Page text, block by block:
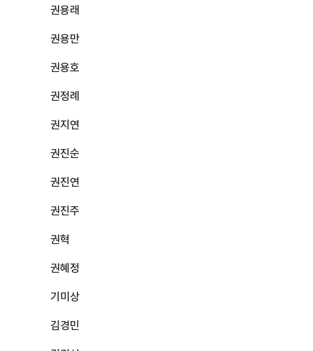
권용래
권용만
권용호
권정례
권지연
권진순
권진연
권진주
권혁
권혜정
기미상
김경민